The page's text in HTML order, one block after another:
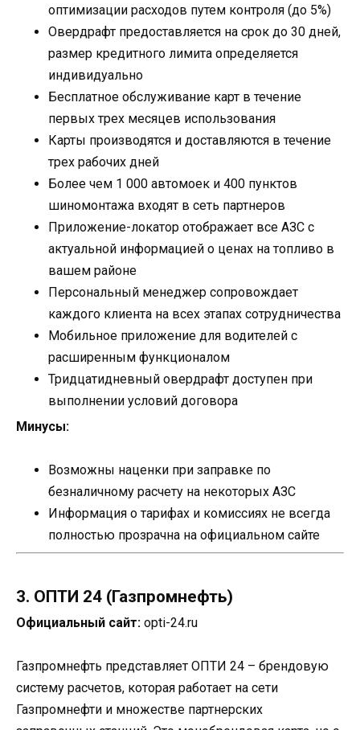
оптимизации расходов путем контроля (до 5%)
Овердрафт предоставляется на срок до 30 дней,
размер кредитного лимита определяется
индивидуально
Бесплатное обслуживание карт в течение
первых трех месяцев использования
Карты производятся и доставляются в течение
трех рабочих дней
Более чем 1 000 автомоек и 400 пунктов
шиномонтажа входят в сеть партнеров
Приложение-локатор отображает все АЗС с
актуальной информацией о ценах на топливо в
вашем районе
Персональный менеджер сопровождает
каждого клиента на всех этапах сотрудничества
Мобильное приложение для водителей с
расширенным функционалом
Тридцатидневный овердрафт доступен при
выполнении условий договора
Минусы:
Возможны наценки при заправке по
безналичному расчету на некоторых АЗС
Информация о тарифах и комиссиях не всегда
полностью прозрачна на официальном сайте
3. ОПТИ 24 (Газпромнефть)
Официальный сайт: opti-24.ru
Газпромнефть представляет ОПТИ 24 – брендовую
систему расчетов, которая работает на сети
Газпромнефти и множестве партнерских